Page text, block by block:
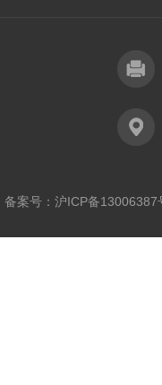
案号： 沪ICP备13006387